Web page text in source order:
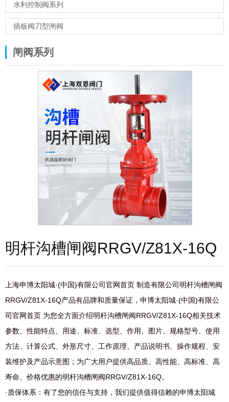
水利控制阀系列
插板阀刀型闸阀
闸阀系列
明杆沟槽闸阀RRGV/Z81X-16Q
上海申博太阳城·(中国)有限公司官网首页 制造有限公司明杆沟槽闸阀
RRGV/Z81X-16Q产品有品牌和质量保证，申博太阳城·(中国)有限公
司官网首页 为您全方面介绍明杆沟槽闸阀RRGV/Z81X-16Q相关技术
参数、性能特点、用途、标准、选型、作用、图片、规格型号、使用
方法、计算公式、外形尺寸、工作原理、产品说明书、操作规程、安
装维护及产品示意图；为广大用户提供高品质、高性能、高标准、高
寿命、价格优惠的明杆沟槽闸阀RRGV/Z81X-16Q。
·质保体系：有了您的信任与支持，我们提供值得信赖的申博太阳城